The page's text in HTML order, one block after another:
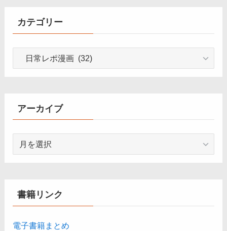
カテゴリー
ーアーカイブ
ブ
書籍リンク
電子書籍まとめ